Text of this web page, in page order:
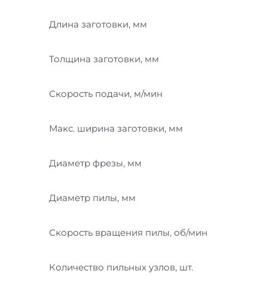
Длина заготовки, мм
Толщина заготовки, мм
Скорость подачи, м/мин
Макс. ширина заготовки, мм
Диаметр фрезы, мм
Диаметр пилы, мм
Скорость вращения пилы, об/мин
Количество пильных узлов, шт.